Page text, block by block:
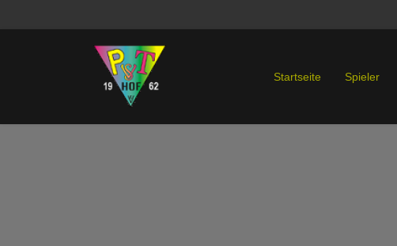
Startseite Spieler